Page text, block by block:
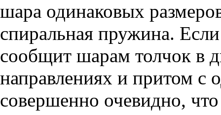
шара одинаковых
спиральная пружина.
сообщит шарам толчок в
направлениях и притом с
совершенно очевидно,